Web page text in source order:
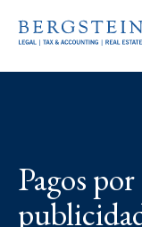
Pagos